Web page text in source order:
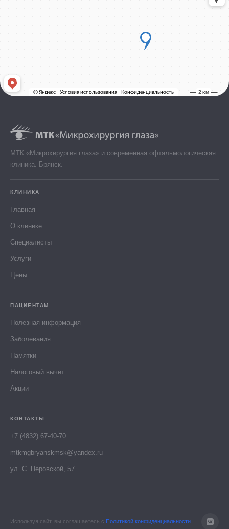
МТК «Микрохирургия глаза» и современная офтальмологическая
клиника. Брянск.
КЛИНИКА
Главная
О клинике
Специалисты
Услуги
Цены
ПАЦИЕНТАМ
Полезная информация
Заболевания
Памятки
Налоговый вычет
Акции
КОНТАКТЫ
+7 (4832) 67-40-70
mtkmgbryanskmsk@yandex.ru
ул. С. Перовской, 57
Используя сайт, вы соглашаетесь с Политикой конфиденциальности